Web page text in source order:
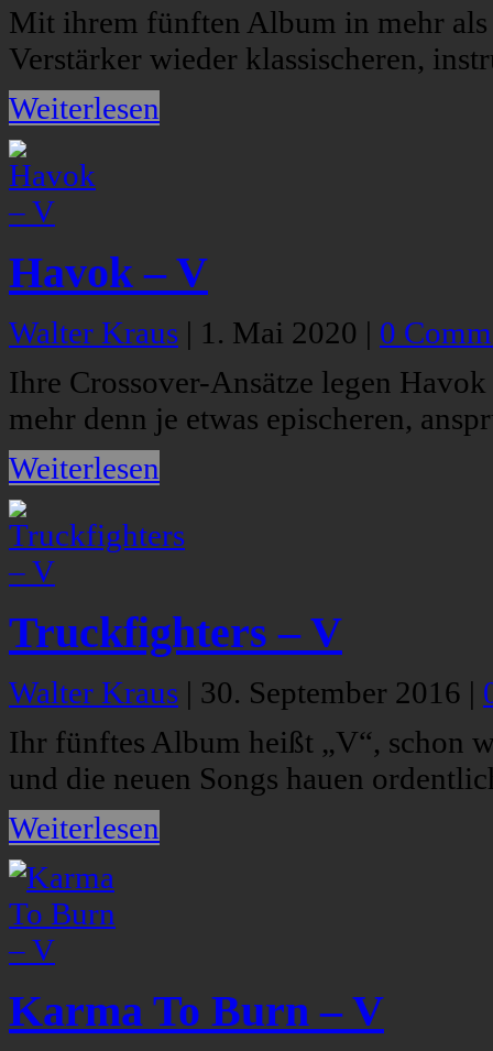
Mit ihrem fünften Album in mehr als
Verstärker wieder klassischeren,
Weiterlesen
Havok – V
Walter Kraus | 1. Mai 2020 | 0
Ihre Crossover-Ansätze legen
mehr denn je etwas epischeren,
Weiterlesen
Truckfighters – V
Walter Kraus | 30. September 2016 |
Ihr fünftes Album heißt „V“, schon
und die neuen Songs hauen
Weiterlesen
Karma To Burn – V